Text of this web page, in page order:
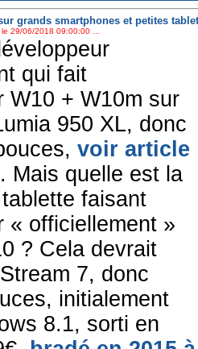
grands smartphones et petites
29/06/2018 09:00:00 ...
qui fait
W10 + W10m sur
950 XL, donc
voir article
. Mais quelle est la
faisant
« officiellement »
? Cela devrait
7, donc
initialement
8.1, sorti en